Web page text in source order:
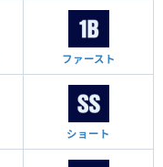
ファースト
ショート